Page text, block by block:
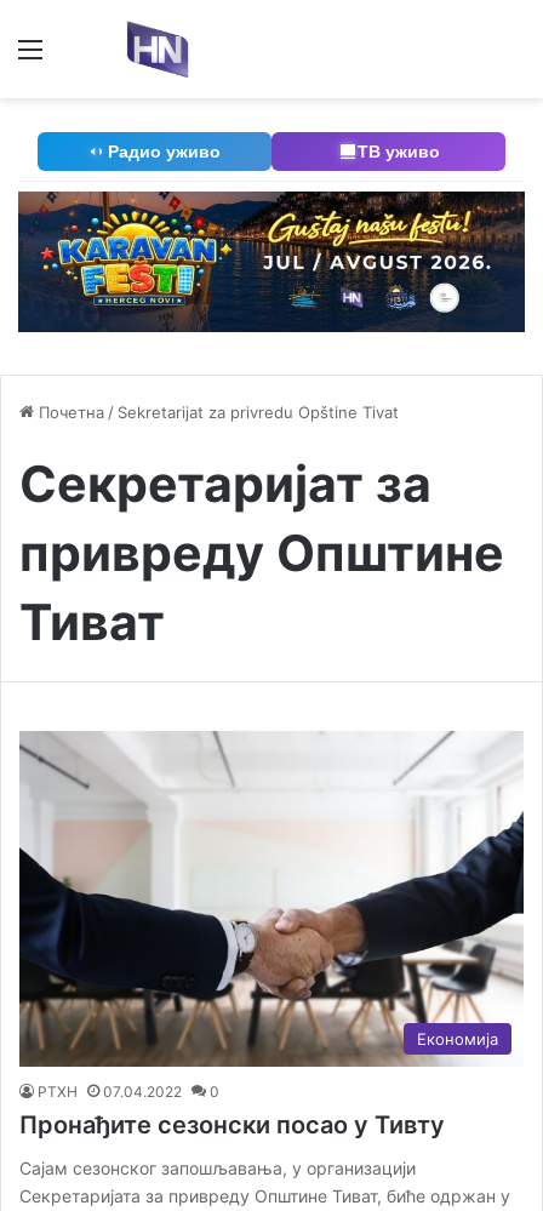
Радио уживо ТВ уживо
Почетна / Sekretarijat za privredu Opštine Tivat
Секретаријат за
привреду Општине
Тиват
Економија
РТХН 07.04.2022 0
Пронађите сезонски посао у Тивту
Сајам сезонског запошљавања, у организацији
Секретаријата за привреду Општине Тиват, биће одржан у